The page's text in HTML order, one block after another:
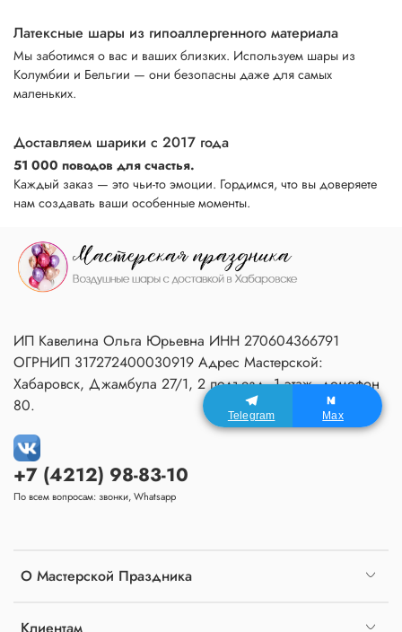
Латексные шары из гипоаллергенного материала
Мы заботимся о вас и ваших близких. Используем шары из
Колумбии и Бельгии — они безопасны даже для самых
маленьких.
Доставляем шарики с 2017 года
51 000 поводов для счастья.
Каждый заказ — это чьи-то эмоции. Гордимся, что вы доверяете
нам создавать ваши особенные моменты.
О Мастерской Праздника
Клиентам
+7 (4212) 98-83-10
По всем вопросам: звонки, Whatsapp
ИП Кавелина Ольга Юрьевна ИНН 270604366791
ОГРНИП 317272400030919 Адрес Мастерской:
Хабаровск, Джамбула 27/1, 2 подъезд, 1 этаж, домофон
80.
Telegram Max